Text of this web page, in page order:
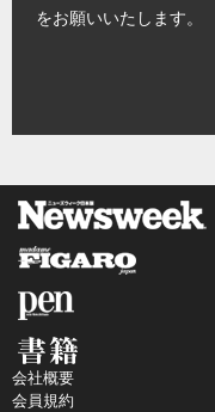
をお願いいたします。
会社概要
会員規約